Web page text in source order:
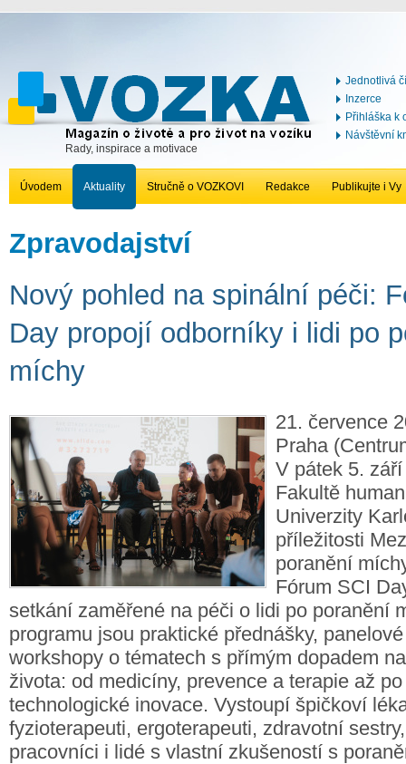
Rady, inspirace a motivace
Jednotlivá
Inzerce
Přihláška k
Návštěvní
Úvodem Aktuality Stručně o VOZKOVI Redakce Publikujte i Vy
Zpravodajství
Nový pohled na spinální péči:
Day propojí odborníky i lidi po
míchy
21. července
Praha
V pátek 5.
Fakultě
Univerzity
příležitosti
poranění
Fórum SCI
setkání zaměřené na péči o lidi po poranění
programu jsou praktické přednášky,
workshopy o tématech s přímým dopadem
života: od medicíny, prevence a terapie až
technologické inovace. Vystoupí špičkoví
fyzioterapeuti, ergoterapeuti, zdravotní
pracovníci i lidé s vlastní zkušeností s